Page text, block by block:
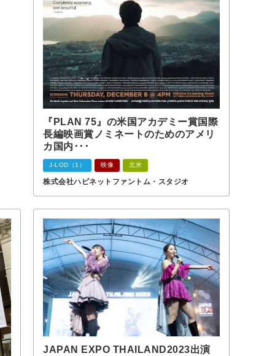
『PLAN 75』の米国アカデミー賞国際
長編映画賞ノミネートのためのアメリ
カ国内･･･
J-LOD（1） 映像 北米
株式会社ハピネットファントム・スタジオ
JAPAN EXPO THAILAND2023出演